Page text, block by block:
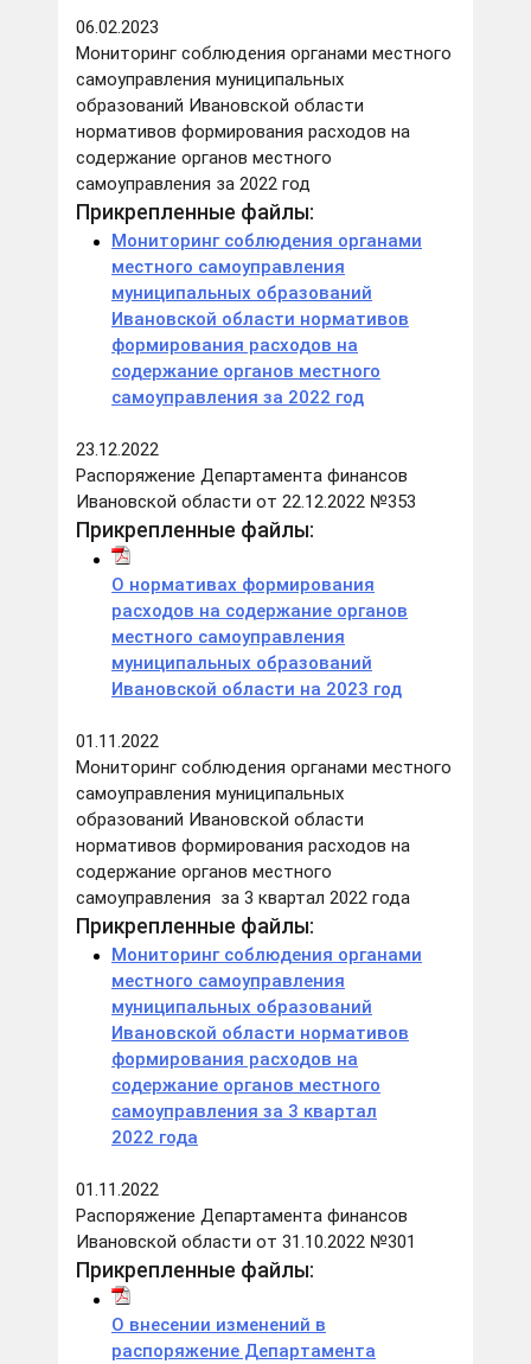
06.02.2023
Мониторинг соблюдения органами местного
самоуправления муниципальных
образований Ивановской области
нормативов формирования расходов на
содержание органов местного
самоуправления за 2022 год
Прикрепленные файлы:
Мониторинг соблюдения органами
местного самоуправления
муниципальных образований
Ивановской области нормативов
формирования расходов на
содержание органов местного
самоуправления за 2022 год
23.12.2022
Распоряжение Департамента финансов
Ивановской области от 22.12.2022 №353
Прикрепленные файлы:
О нормативах формирования
расходов на содержание органов
местного самоуправления
муниципальных образований
Ивановской области на 2023 год
01.11.2022
Мониторинг соблюдения органами местного
самоуправления муниципальных
образований Ивановской области
нормативов формирования расходов на
содержание органов местного
самоуправления за 3 квартал 2022 года
Прикрепленные файлы:
Мониторинг соблюдения органами
местного самоуправления
муниципальных образований
Ивановской области нормативов
формирования расходов на
содержание органов местного
самоуправления за 3 квартал
2022 года
01.11.2022
Распоряжение Департамента финансов
Ивановской области от 31.10.2022 №301
Прикрепленные файлы:
О внесении изменений в
распоряжение Департамента